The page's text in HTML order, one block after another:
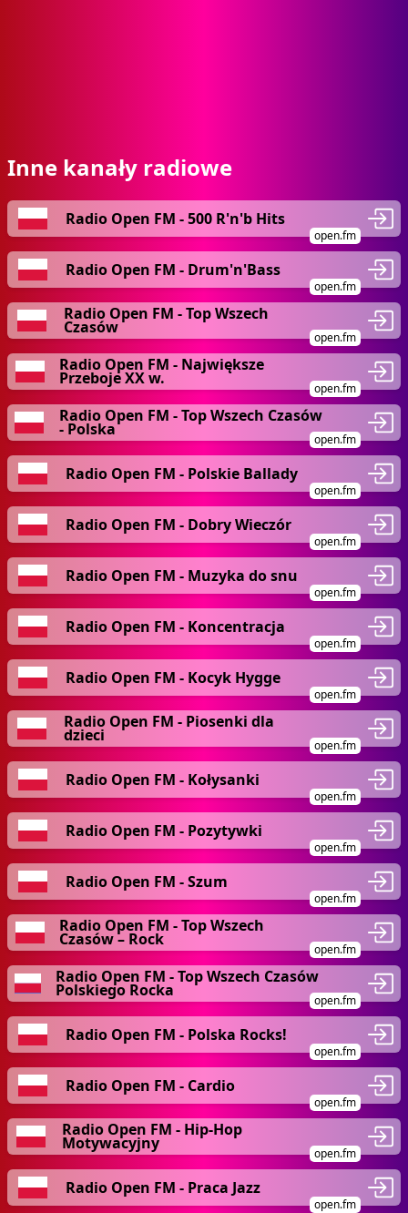
Inne kanały radiowe
Radio Open FM - 500 R'n'b Hits
open.fm
Radio Open FM - Drum'n'Bass
open.fm
Radio Open FM - Top Wszech
Czasów
open.fm
Radio Open FM - Największe
Przeboje XX w.
open.fm
Radio Open FM - Top Wszech Czasów
- Polska
open.fm
Radio Open FM - Polskie Ballady
open.fm
Radio Open FM - Dobry Wieczór
open.fm
Radio Open FM - Muzyka do snu
open.fm
Radio Open FM - Koncentracja
open.fm
Radio Open FM - Kocyk Hygge
open.fm
Radio Open FM - Piosenki dla
dzieci
open.fm
Radio Open FM - Kołysanki
open.fm
Radio Open FM - Pozytywki
open.fm
Radio Open FM - Szum
open.fm
Radio Open FM - Top Wszech
Czasów – Rock
open.fm
Radio Open FM - Top Wszech Czasów
Polskiego Rocka
open.fm
Radio Open FM - Polska Rocks!
open.fm
Radio Open FM - Cardio
open.fm
Radio Open FM - Hip-Hop
Motywacyjny
open.fm
Radio Open FM - Praca Jazz
open.fm